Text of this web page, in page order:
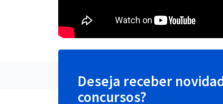
Deseja receber
concursos?